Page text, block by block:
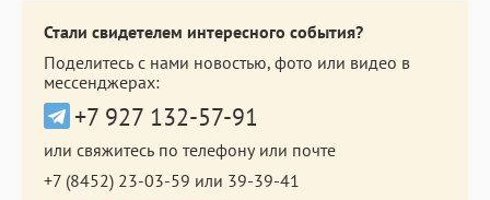
Стали свидетелем интересного события?
Поделитесь с нами новостью, фото или видео в
мессенджерах:
+7 927 132-57-91
или свяжитесь по телефону или почте
+7 (8452) 23-03-59 или 39-39-41